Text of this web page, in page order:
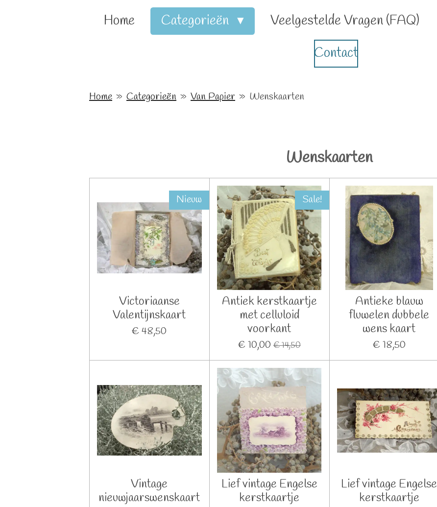
Home Categorieën
Veelgestelde Vragen (FAQ)
Contact
Home » Categorieën » Van Papier » Wenskaarten
Wenskaarten
Nieuw
Victoriaanse
Valentijnskaart
€ 48,50
Sale!
Antiek kerstkaartje
met celluloid
voorkant
€ 10,00 € 14,50
Antieke blauw
fluwelen dubbele
wens kaart
€ 18,50
Vintage
nieuwjaarswenskaart
Lief vintage Engelse
kerstkaartje
Lief vintage Engelse
kerstkaartje